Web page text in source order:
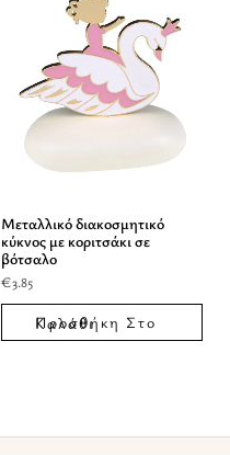
Μεταλλικό διακοσμητικό
κύκνος με κοριτσάκι σε
βότσαλο
€3.85
Προσθήκη Στο Καλάθι